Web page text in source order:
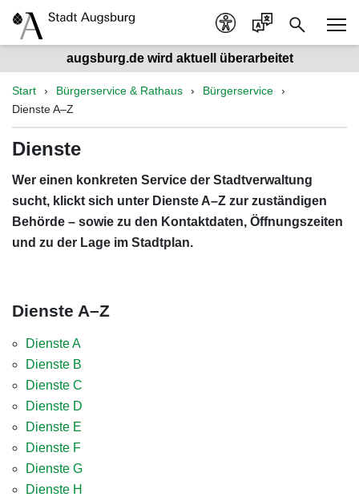
augsburg.de wird aktuell überarbeitet
Start Bürgerservice & Rathaus
Bürgerservice
Dienste A–Z
Dienste
Wer einen konkreten Service der Stadtverwaltung
sucht, klickt sich unter Dienste A–Z zur zuständigen
Behörde – sowie zu den Kontaktdaten, Öffnungszeiten
und zu der Lage im Stadtplan.
Dienste A–Z
Dienste A
Dienste B
Dienste C
Dienste D
Dienste E
Dienste F
Dienste G
Dienste H